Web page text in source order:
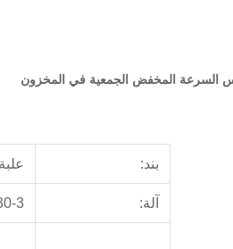
بند:
آلة: 3